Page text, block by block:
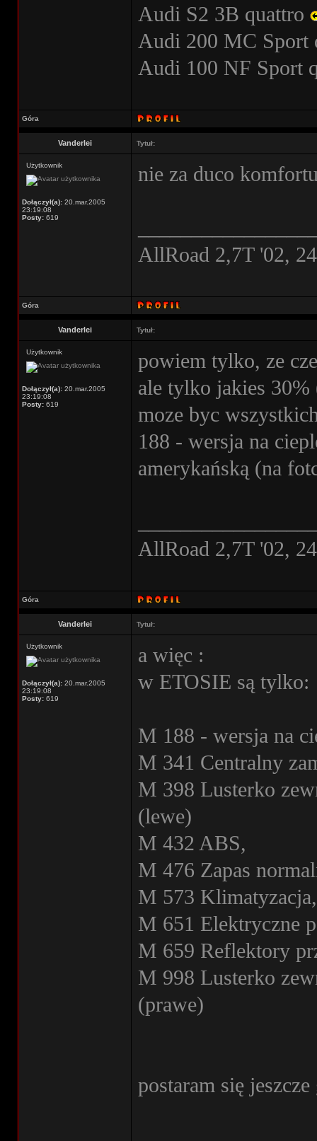
Audi S2 3B quattro
Audi 200 MC Sport
Audi 100 NF Sport
Góra
Vanderlei Tytuł:
Użytkownik
Dołączył(a): 20.mar.2005
23:19:08
Posty: 619
nie za duco
AllRoad 2,7T '02,
Góra
Vanderlei Tytuł:
Użytkownik
Dołączył(a): 20.mar.2005
23:19:08
Posty: 619
powiem tylko, ze
ale tylko jakies 30%
moze byc
188 - wersja na
amerykańską (na
AllRoad 2,7T '02,
Góra
Vanderlei Tytuł:
Użytkownik
Dołączył(a): 20.mar.2005
23:19:08
Posty: 619
a więc :
w ETOSIE są tylko:
M 188 - wersja na
M 341 Centralny
M 398 Lusterko
(lewe)
M 432 ABS,
M 476 Zapas
M 573 Klimatyzacja,
M 651 Elektryczne
M 659 Reflektory
M 998 Lusterko
(prawe)
postaram się